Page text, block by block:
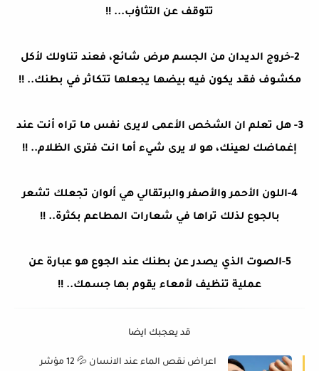
تتوقف عن التثاؤب... !!
2-خروج الديدان من الجسم مرض شائع، فعند تناولك لأكل
مكشوف فقد يكون فيه بيضها يجعلها تتكاثر في بطنك.. !!
3- هل تعلم ان الشخص الأعمى لايرى نفس ما تراه أنت عند
إغماضك لعينك، هو لا يرى شيء أما انت فترى الظلام.. !!
4-اللون الأحمر والأصفر والبرتقالي هي ألوان تجعلك تشعر
بالجوع لذلك تراها في شعارات المطاعم بكثرة.. !!
5-الصوت الذي يصدر عن بطنك عند الجوع هو عبارة عن
عملية تنظيف لأمعاء يقوم بها جسمك.. !!
قد يعجبك ايضا
اعراض نقص الماء عند الانسان 💦 12 مؤشر